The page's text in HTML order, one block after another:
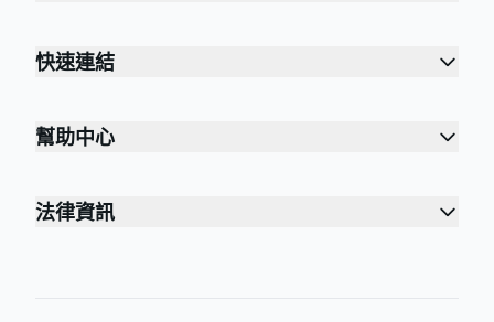
快速連結
幫助中心
法律資訊